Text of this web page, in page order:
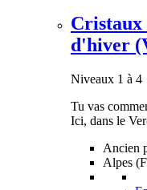
Cristaux
d'hiver
Niveaux 1 à 4
Tu vas
Ici, dans le
Ancien
Alpes